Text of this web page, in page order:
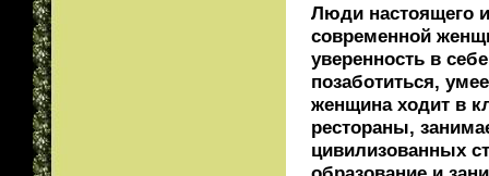
Люди настоящего
современной
уверенность в
позаботиться,
женщина ходит в
рестораны,
цивилизованных